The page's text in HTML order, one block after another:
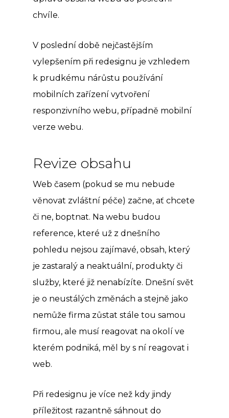
chvíle.
V poslední době nejčastějším
vylepšením při redesignu je vzhledem
k prudkému nárůstu používání
mobilních zařízení vytvoření
responzivního webu, případně mobilní
verze webu.
Revize obsahu
Web časem (pokud se mu nebude
věnovat zvláštní péče) začne, ať chcete
či ne, boptnat. Na webu budou
reference, které už z dnešního
pohledu nejsou zajímavé, obsah, který
je zastaralý a neaktuální, produkty či
služby, které již nenabízíte. Dnešní svět
je o neustálých změnách a stejně jako
nemůže firma zůstat stále tou samou
firmou, ale musí reagovat na okolí ve
kterém podniká, měl by s ní reagovat i
web.
Při redesignu je více než kdy jindy
příležitost razantně sáhnout do